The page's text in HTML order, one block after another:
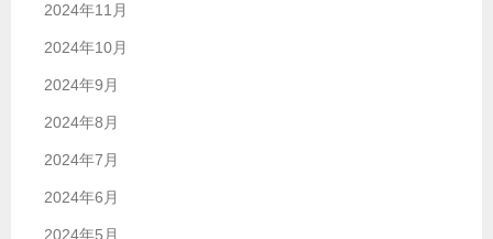
2024年11月
2024年10月
2024年9月
2024年8月
2024年7月
2024年6月
2024年5月